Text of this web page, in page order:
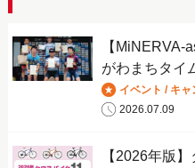
【MiNERVA-
がわまちタイ
イベント / キャ
2026.07.09
【2026年版